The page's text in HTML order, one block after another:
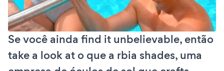
Se você ainda find it unbelievable, então
take a look at o que a rbia shades, uma